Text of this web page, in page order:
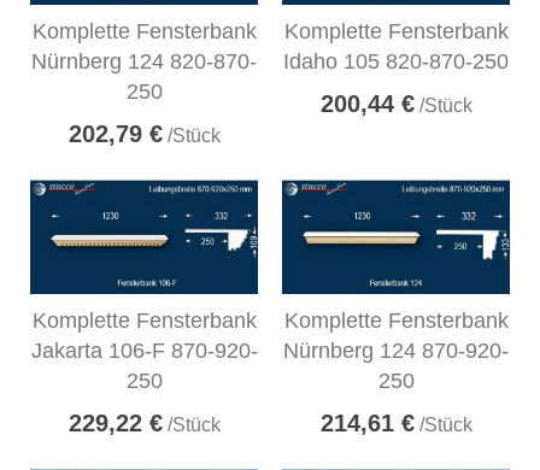
Komplette Fensterbank
Nürnberg 124 820-870-
250
202,79 €/Stück
Komplette Fensterbank
Idaho 105 820-870-250
200,44 €/Stück
Komplette Fensterbank
Jakarta 106-F 870-920-
250
229,22 €/Stück
Komplette Fensterbank
Nürnberg 124 870-920-
250
214,61 €/Stück